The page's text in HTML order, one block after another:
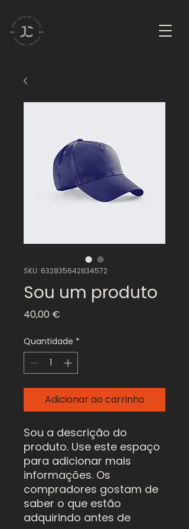
SKU: 632835642834572
Sou um produto
40,00 €
Quantidade *
Adicionar ao carrinho
Sou a descrição do
produto. Use este espaço
para adicionar mais
informações. Os
compradores gostam de
saber o que estão
adquirindo antes de